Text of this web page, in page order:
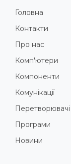
Головна
Контакти
Про нас
Комп'ютери
Компоненти
Комунікації
Перетворювачі
Програми
Новини